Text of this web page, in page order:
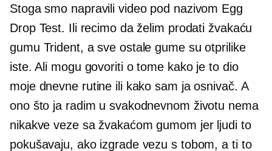
Stoga smo napravili video pod nazivom Egg
Drop Test. Ili recimo da želim prodati žvakaću
gumu Trident, a sve ostale gume su otprilike
iste. Ali mogu govoriti o tome kako je to dio
moje dnevne rutine ili kako sam ja osnivač. A
ono što ja radim u svakodnevnom životu nema
nikakve veze sa žvakaćom gumom jer ljudi to
pokušavaju, ako izgrade vezu s tobom, a ti to